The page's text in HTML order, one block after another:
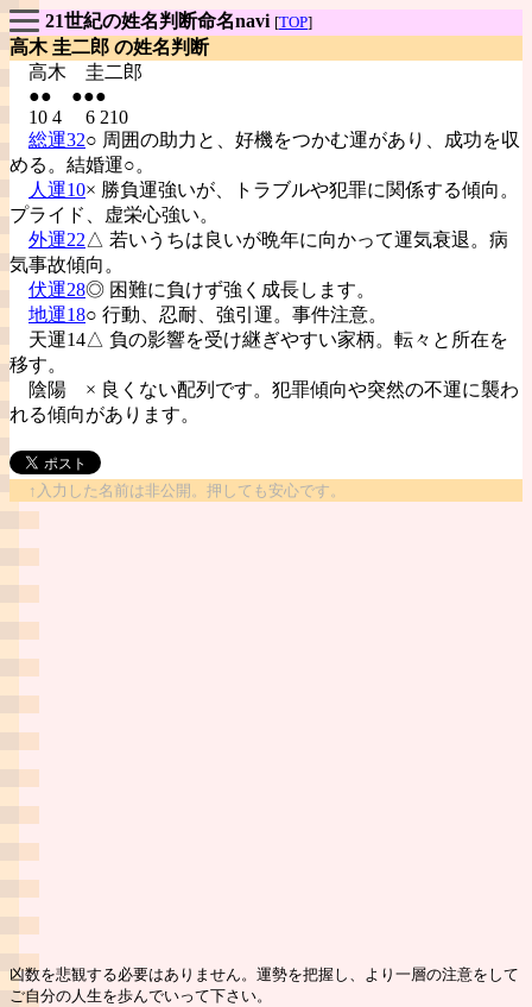
21世紀の姓名判断命名navi [TOP]
高木 圭二郎 の姓名判断
高木 圭二郎
●● ●●●
10 4 6 210
総運32○ 周囲の助力と、好機をつかむ運があり、成功を収
める。結婚運○。
人運10× 勝負運強いが、トラブルや犯罪に関係する傾向。
プライド、虚栄心強い。
外運22△ 若いうちは良いが晩年に向かって運気衰退。病
気事故傾向。
伏運28◎ 困難に負けず強く成長します。
地運18○ 行動、忍耐、強引運。事件注意。
天運14△ 負の影響を受け継ぎやすい家柄。転々と所在を
移す。
陰陽 × 良くない配列です。犯罪傾向や突然の不運に襲わ
れる傾向があります。
↑入力した名前は非公開。押しても安心です。
凶数を悲観する必要はありません。運勢を把握し、より一層の注意をして
ご自分の人生を歩んでいって下さい。